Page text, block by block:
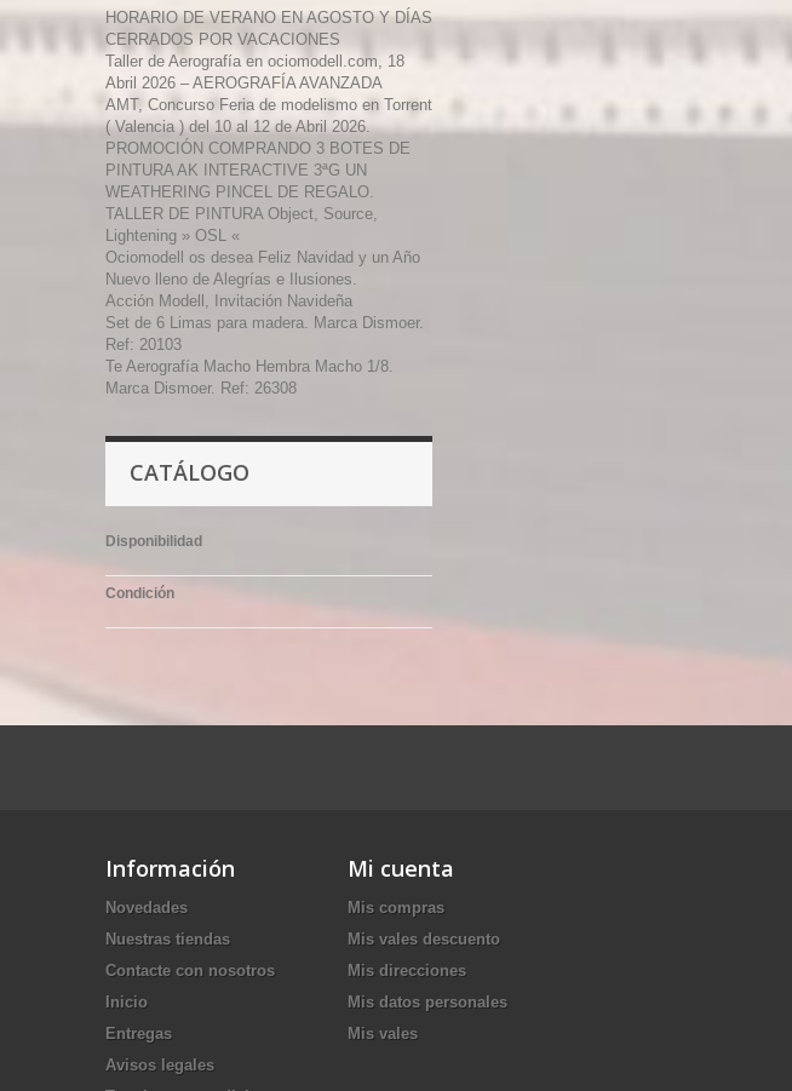
HORARIO DE VERANO EN AGOSTO Y DÍAS
CERRADOS POR VACACIONES
Taller de Aerografía en ociomodell.com, 18
Abril 2026 – AEROGRAFÍA AVANZADA
AMT, Concurso Feria de modelismo en Torrent
( Valencia ) del 10 al 12 de Abril 2026.
PROMOCIÓN COMPRANDO 3 BOTES DE
PINTURA AK INTERACTIVE 3ªG UN
WEATHERING PINCEL DE REGALO.
TALLER DE PINTURA Object, Source,
Lightening » OSL «
Ociomodell os desea Feliz Navidad y un Año
Nuevo lleno de Alegrías e Ilusiones.
Acción Modell, Invitación Navideña
Set de 6 Limas para madera. Marca Dismoer.
Ref: 20103
Te Aerografía Macho Hembra Macho 1/8.
Marca Dismoer. Ref: 26308
CATÁLOGO
Disponibilidad
Condición
Información
Novedades
Nuestras tiendas
Contacte con nosotros
Inicio
Entregas
Avisos legales
Mi cuenta
Mis compras
Mis vales descuento
Mis direcciones
Mis datos personales
Mis vales